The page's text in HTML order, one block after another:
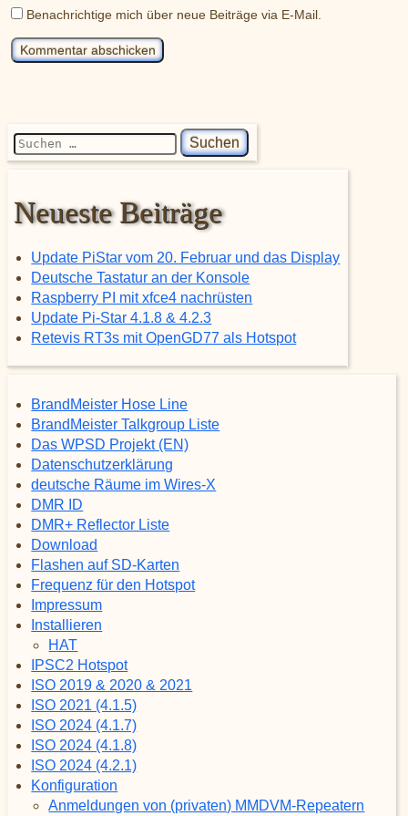
Benachrichtige mich über neue Beiträge via E-Mail.
Suchen nach:
Neueste Beiträge
Update PiStar vom 20. Februar und das Display
Deutsche Tastatur an der Konsole
Raspberry PI mit xfce4 nachrüsten
Update Pi-Star 4.1.8 & 4.2.3
Retevis RT3s mit OpenGD77 als Hotspot
BrandMeister Hose Line
BrandMeister Talkgroup Liste
Das WPSD Projekt (EN)
Datenschutzerklärung
deutsche Räume im Wires-X
DMR ID
DMR+ Reflector Liste
Download
Flashen auf SD-Karten
Frequenz für den Hotspot
Impressum
Installieren
HAT
IPSC2 Hotspot
ISO 2019 & 2020 & 2021
ISO 2021 (4.1.5)
ISO 2024 (4.1.7)
ISO 2024 (4.1.8)
ISO 2024 (4.2.1)
Konfiguration
Anmeldungen von (privaten) MMDVM-Repeatern